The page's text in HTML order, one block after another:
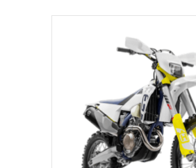
AÑADIR AL CARRITO